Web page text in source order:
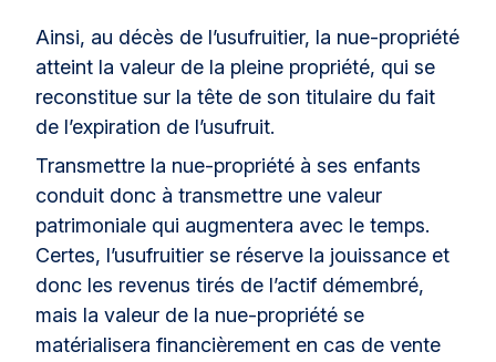
Ainsi, au décès de l’usufruitier, la nue-propriété
atteint la valeur de la pleine propriété, qui se
reconstitue sur la tête de son titulaire du fait
de l’expiration de l’usufruit.
Transmettre la nue-propriété à ses enfants
conduit donc à transmettre une valeur
patrimoniale qui augmentera avec le temps.
Certes, l’usufruitier se réserve la jouissance et
donc les revenus tirés de l’actif démembré,
mais la valeur de la nue-propriété se
matérialisera financièrement en cas de vente